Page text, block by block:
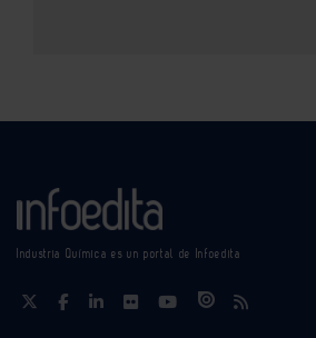
Industria Química es un portal de Infoedita